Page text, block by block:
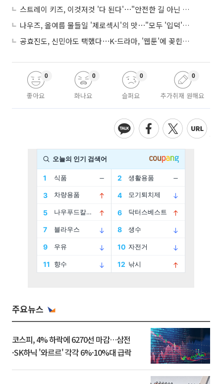
스트레이 키즈, 이것저것 '다 된다'⋯"안전한 길 아닌 도전이 재밌어"
나우즈, 올여름 물들일 '제로섹시'의 맛⋯"모두 '입덕'시킬 것"
공효진도, 신민아도 택했다⋯K-드라마, '웹툰'에 꽂힌 이유
좋아요
0
화나요
0
슬퍼요
0
추가취재 원해요
0
주요뉴스
코스피, 4% 하락에 6270선 마감…삼전
·SK하닉 '와르르' 각각 6%·10%대 급락